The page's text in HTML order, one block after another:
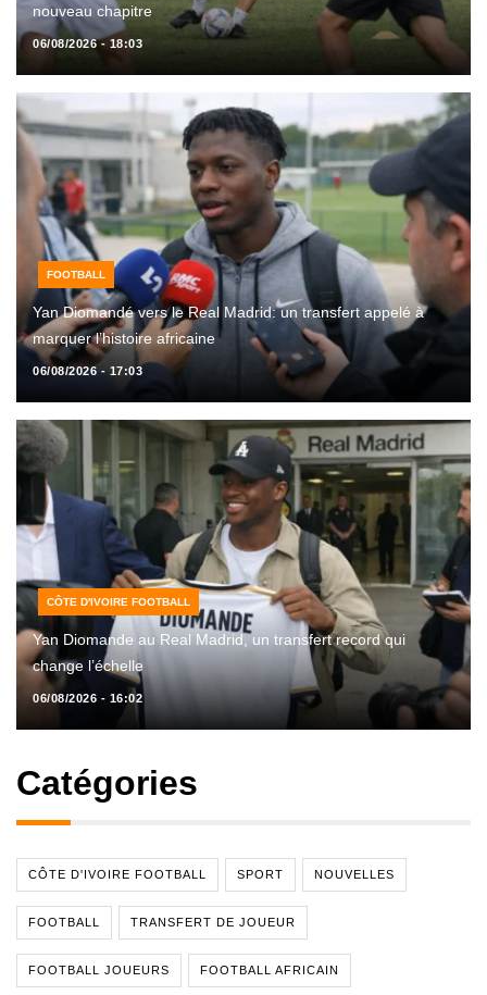
nouveau chapitre
06/08/2026 - 18:03
FOOTBALL
Yan Diomandé vers le Real Madrid: un transfert appelé à
marquer l’histoire africaine
06/08/2026 - 17:03
CÔTE D'IVOIRE FOOTBALL
Yan Diomande au Real Madrid, un transfert record qui
change l’échelle
06/08/2026 - 16:02
Catégories
CÔTE D'IVOIRE FOOTBALL SPORT NOUVELLES
FOOTBALL TRANSFERT DE JOUEUR
FOOTBALL JOUEURS FOOTBALL AFRICAIN